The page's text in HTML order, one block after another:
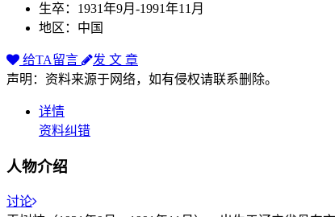
生卒：1931年9月-1991年11月
地区：中国
给TA留言
发 文 章
声明：资料来源于网络，如有侵权请联系删除。
详情
资料纠错
人物介绍
讨论